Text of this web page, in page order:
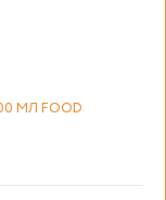
МЛ FOOD